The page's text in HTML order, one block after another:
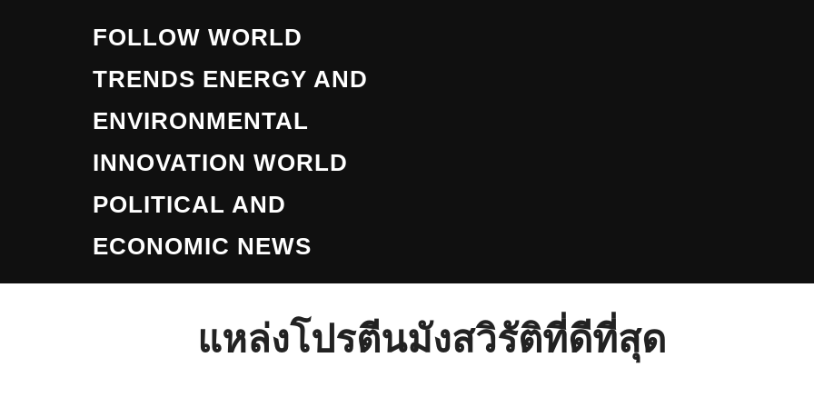
FOLLOW WORLD
TRENDS ENERGY AND
ENVIRONMENTAL
INNOVATION WORLD
POLITICAL AND
ECONOMIC NEWS
แหล่งโปรตีนมังสวิรัติที่ดีที่สุด